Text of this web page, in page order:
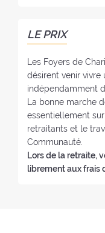
e
r
e
:
LE PRIX
Les Foyers de
désirent venir vivre
indépendamment
La bonne marche
essentiellement
retraitants et le
Communauté.
Lors de la retraite,
librement aux frais